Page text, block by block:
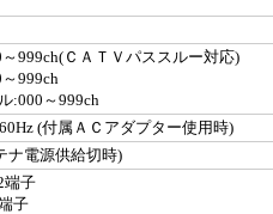
999ch(ＣＡＴＶパススルー対応)
999ch
:000～999ch
(付属ＡＣアダプター使用時)
ナ電源供給切時)
端子
子